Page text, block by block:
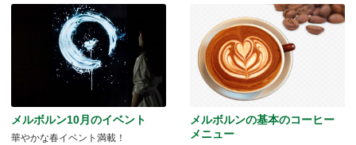
メルボルン10月のイベント
華やかな春イベント満載！
メルボルンの基本のコーヒー
メニュー